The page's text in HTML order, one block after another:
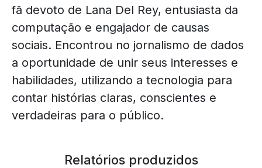
fã devoto de Lana Del Rey, entusiasta da
computação e engajador de causas
sociais. Encontrou no jornalismo de dados
a oportunidade de unir seus interesses e
habilidades, utilizando a tecnologia para
contar histórias claras, conscientes e
verdadeiras para o público.
Relatórios produzidos